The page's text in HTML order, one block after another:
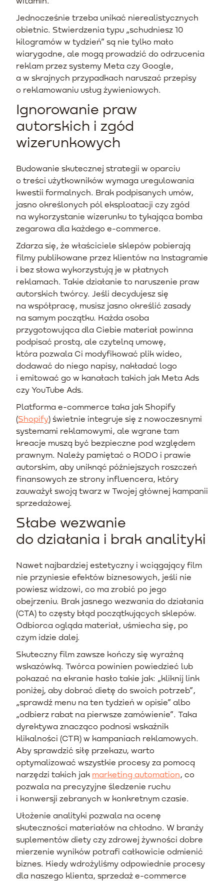
Jednocześnie trzeba unikać nierealistycznych
obietnic. Stwierdzenia typu „schudniesz 10
kilogramów w tydzień” są nie tylko mało
wiarygodne, ale mogą prowadzić do odrzucenia
reklam przez systemy Meta czy Google,
a w skrajnych przypadkach naruszać przepisy
o reklamowaniu usług żywieniowych.
Ignorowanie praw
autorskich i zgód
wizerunkowych
Budowanie skutecznej strategii w oparciu
o treści użytkowników wymaga uregulowania
kwestii formalnych. Brak podpisanych umów,
jasno określonych pól eksploatacji czy zgód
na wykorzystanie wizerunku to tykająca bomba
zegarowa dla każdego e-commerce.
Zdarza się, że właściciele sklepów pobierają
filmy publikowane przez klientów na Instagramie
i bez słowa wykorzystują je w płatnych
reklamach. Takie działanie to naruszenie praw
autorskich twórcy. Jeśli decydujesz się
na współpracę, musisz jasno określić zasady
na samym początku. Każda osoba
przygotowująca dla Ciebie materiał powinna
podpisać prostą, ale czytelną umowę,
która pozwala Ci modyfikować plik wideo,
dodawać do niego napisy, nakładać logo
i emitować go w kanałach takich jak Meta Ads
czy YouTube Ads.
Platforma e-commerce taka jak Shopify
(Shopify) świetnie integruje się z nowoczesnymi
systemami reklamowymi, ale wgrane tam
kreacje muszą być bezpieczne pod względem
prawnym. Należy pamiętać o RODO i prawie
autorskim, aby uniknąć późniejszych roszczeń
finansowych ze strony influencera, który
zauważył swoją twarz w Twojej głównej kampanii
sprzedażowej.
Słabe wezwanie
do działania i brak analityki
Nawet najbardziej estetyczny i wciągający film
nie przyniesie efektów biznesowych, jeśli nie
powiesz widzowi, co ma zrobić po jego
obejrzeniu. Brak jasnego wezwania do działania
(CTA) to częsty błąd początkujących sklepów.
Odbiorca ogląda materiał, uśmiecha się, po
czym idzie dalej.
Skuteczny film zawsze kończy się wyraźną
wskazówką. Twórca powinien powiedzieć lub
pokazać na ekranie hasło takie jak: „kliknij link
poniżej, aby dobrać dietę do swoich potrzeb”,
„sprawdź menu na ten tydzień w opisie” albo
„odbierz rabat na pierwsze zamówienie”. Taka
dyrektywa znacząco podnosi wskaźnik
klikalności (CTR) w kampaniach reklamowych.
Aby sprawdzić siłę przekazu, warto
optymalizować wszystkie procesy za pomocą
narzędzi takich jak marketing automation, co
pozwala na precyzyjne śledzenie ruchu
i konwersji zebranych w konkretnym czasie.
Ułożenie analityki pozwala na ocenę
skuteczności materiałów na chłodno. W branży
suplementów diety czy zdrowej żywności dobre
mierzenie wyników potrafi całkowicie odmienić
biznes. Kiedy wdrożyliśmy odpowiednie procesy
dla naszego klienta, sprzedaż e-commerce